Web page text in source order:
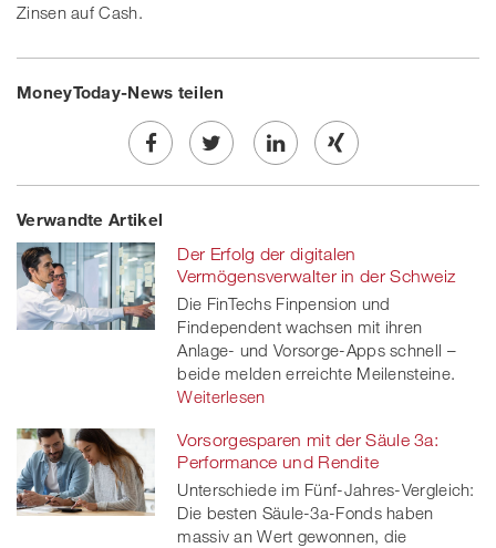
Zinsen auf Cash.
MoneyToday-News teilen
Share
on
Facebook
Twe
on
twitt
er
Share
linkedin
Share
Xing
Verwandte Artikel
Der Erfolg der digitalen
Vermögensverwalter in der Schweiz
Die FinTechs Finpension und
Findependent wachsen mit ihren
Anlage- und Vorsorge-Apps schnell –
beide melden erreichte Meilensteine.
Weiterlesen
Vorsorgesparen mit der Säule 3a:
Performance und Rendite
Unterschiede im Fünf-Jahres-Vergleich:
Die besten Säule-3a-Fonds haben
massiv an Wert gewonnen, die